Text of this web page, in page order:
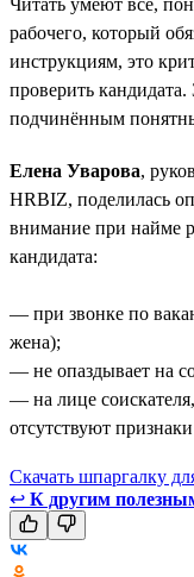
рабочего, который
инструкциям, это
проверить кандидата.
подчинённым
Елена Уварова,
HRBIZ, поделилась
внимание при найме
кандидата:
— при звонке по
жена);
— не опаздывает на
— на лице
отсутствуют
Скачать шпаргалку
↩ К другим